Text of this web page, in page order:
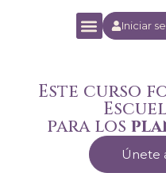
Iniciar
Este curso
para los
Únete